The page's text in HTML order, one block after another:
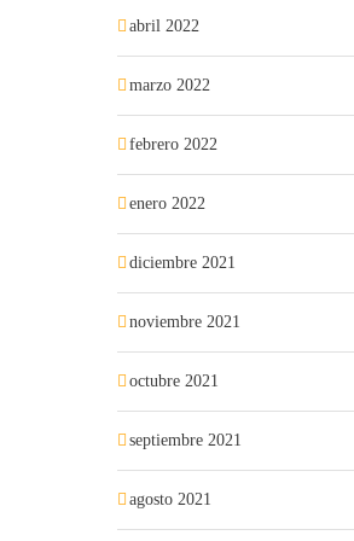
abril 2022
marzo 2022
febrero 2022
enero 2022
diciembre 2021
noviembre 2021
octubre 2021
septiembre 2021
agosto 2021